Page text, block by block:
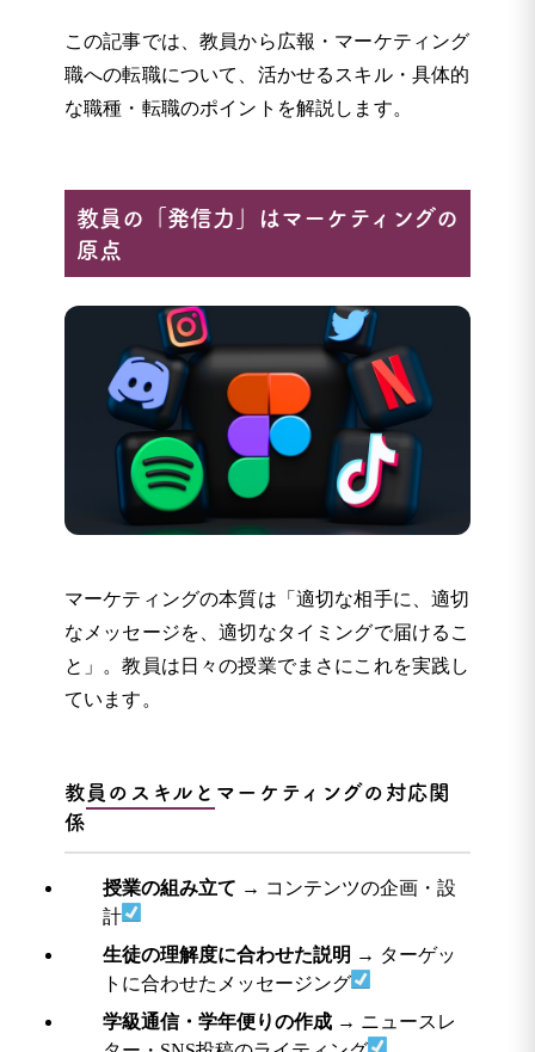
この記事では、教員から広報・マーケティング
職への転職について、活かせるスキル・具体的
な職種・転職のポイントを解説します。
教員の「発信力」はマーケティングの
原点
マーケティングの本質は「適切な相手に、適切
なメッセージを、適切なタイミングで届けるこ
と」。教員は日々の授業でまさにこれを実践し
ています。
教員のスキルとマーケティングの対応関
係
授業の組み立て → コンテンツの企画・設
計
生徒の理解度に合わせた説明 → ターゲッ
トに合わせたメッセージング
学級通信・学年便りの作成 → ニュースレ